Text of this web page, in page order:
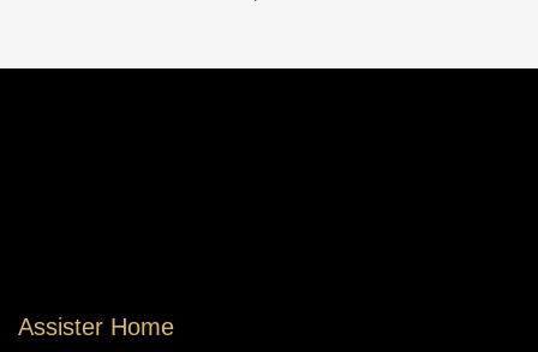
Assister Home